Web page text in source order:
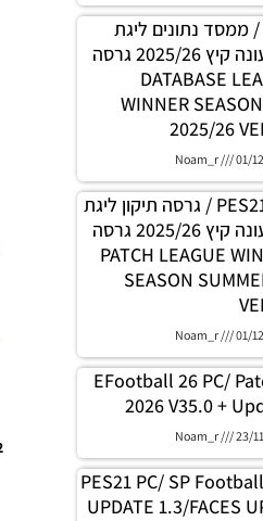
PES21 PC / ממסד נתונים ליגת
WINNER עונה קיץ 2025/26 גרסה
1.0 – DATABASE
WINNER
2025/26
Noam_r 01/
PES21 PS4/PS5 / גרסה תיקון ליגת
WINNER עונה קיץ 2025/26 גרסה
1.0 – PATCH LEAGUE
SEASON
Noam_r 01/
EFootball 26 PC/
2026 V35.0 +
Noam_r 23/
PES21 PC/ SP
UPDATE 1.3/FACES